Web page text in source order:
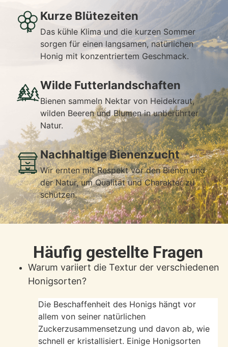
Kurze Blütezeiten
Das kühle Klima und die kurzen Sommer
sorgen für einen langsamen, natürlichen
Honig mit konzentriertem Geschmack.
Wilde Futterlandschaften
Bienen sammeln Nektar von Heidekraut,
wilden Beeren und Blumen in unberührter
Natur.
Nachhaltige Bienenzucht
Wir ernten mit Respekt vor den Bienen und
der Natur, um Qualität und Charakter zu
schützen.
Häufig gestellte Fragen
Warum variiert die Textur der verschiedenen
Honigsorten?
Die Beschaffenheit des Honigs hängt vor
allem von seiner natürlichen
Zuckerzusammensetzung und davon ab, wie
schnell er kristallisiert. Einige Honigsorten